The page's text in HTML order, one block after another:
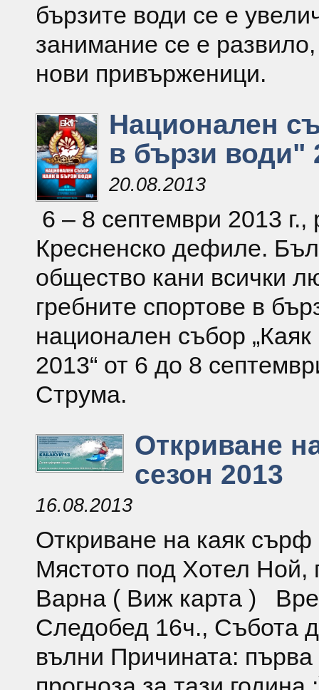
бързите води се е
занимание се е
нови привърженици.
Национален
в бързи води"
20.08.2013
6 – 8 септември 2013
Кресненско дефиле.
общество кани всички
гребните спортове в
национален събор
2013“ от 6 до 8
Струма.
Откриване
сезон 2013
16.08.2013
Откриване на каяк сърф
Мястото под Хотел Ной,
Варна ( Виж карта )
Следобед 16ч., Събота
вълни Причината: първа